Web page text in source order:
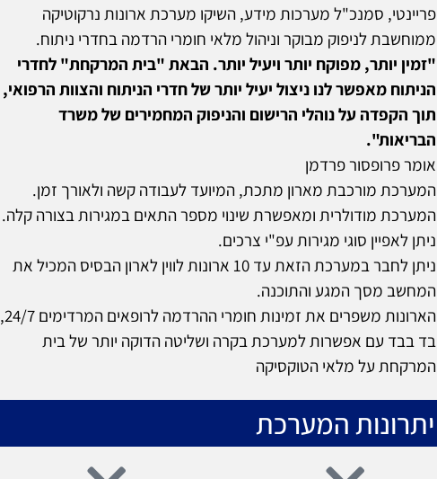
פריינטי, סמנכ"ל מערכות מידע, השיקו מערכת ארונות נרקוטיקה
ממוחשבת לניפוק מבוקר וניהול מלאי חומרי הרדמה בחדרי ניתוח.
"זמין יותר, מפוקח יותר ויעיל יותר. הבאת "בית המרקחת" לחדרי
הניתוח מאפשר לנו ניצול יעיל יותר של חדרי הניתוח והצוות הרפואי,
תוך הקפדה על נוהלי הרישום והניפוק המחמירים של משרד
הבריאות".
אומר פרופסור פרדמן
המערכת מורכבת מארון מתכת, המיועד לעבודה קשה ולאורך זמן.
המערכת מודולרית ומאפשרת שינוי מספר התאים במגירות בצורה קלה.
ניתן לאפיין סוגי מגירות עפ"י צרכים.
ניתן לחבר במערכת הזאת עד 10 ארונות לווין לארון הבסיס המכיל את
המחשב מסך המגע והתוכנה.
הארונות משפרים את זמינות חומרי ההרדמה לרופאים המרדימים 24/7,
בד בבד עם אפשרות למערכת בקרה ושליטה הדוקה יותר של בית
המרקחת על מלאי הטוקסיקה
יתרונות המערכת